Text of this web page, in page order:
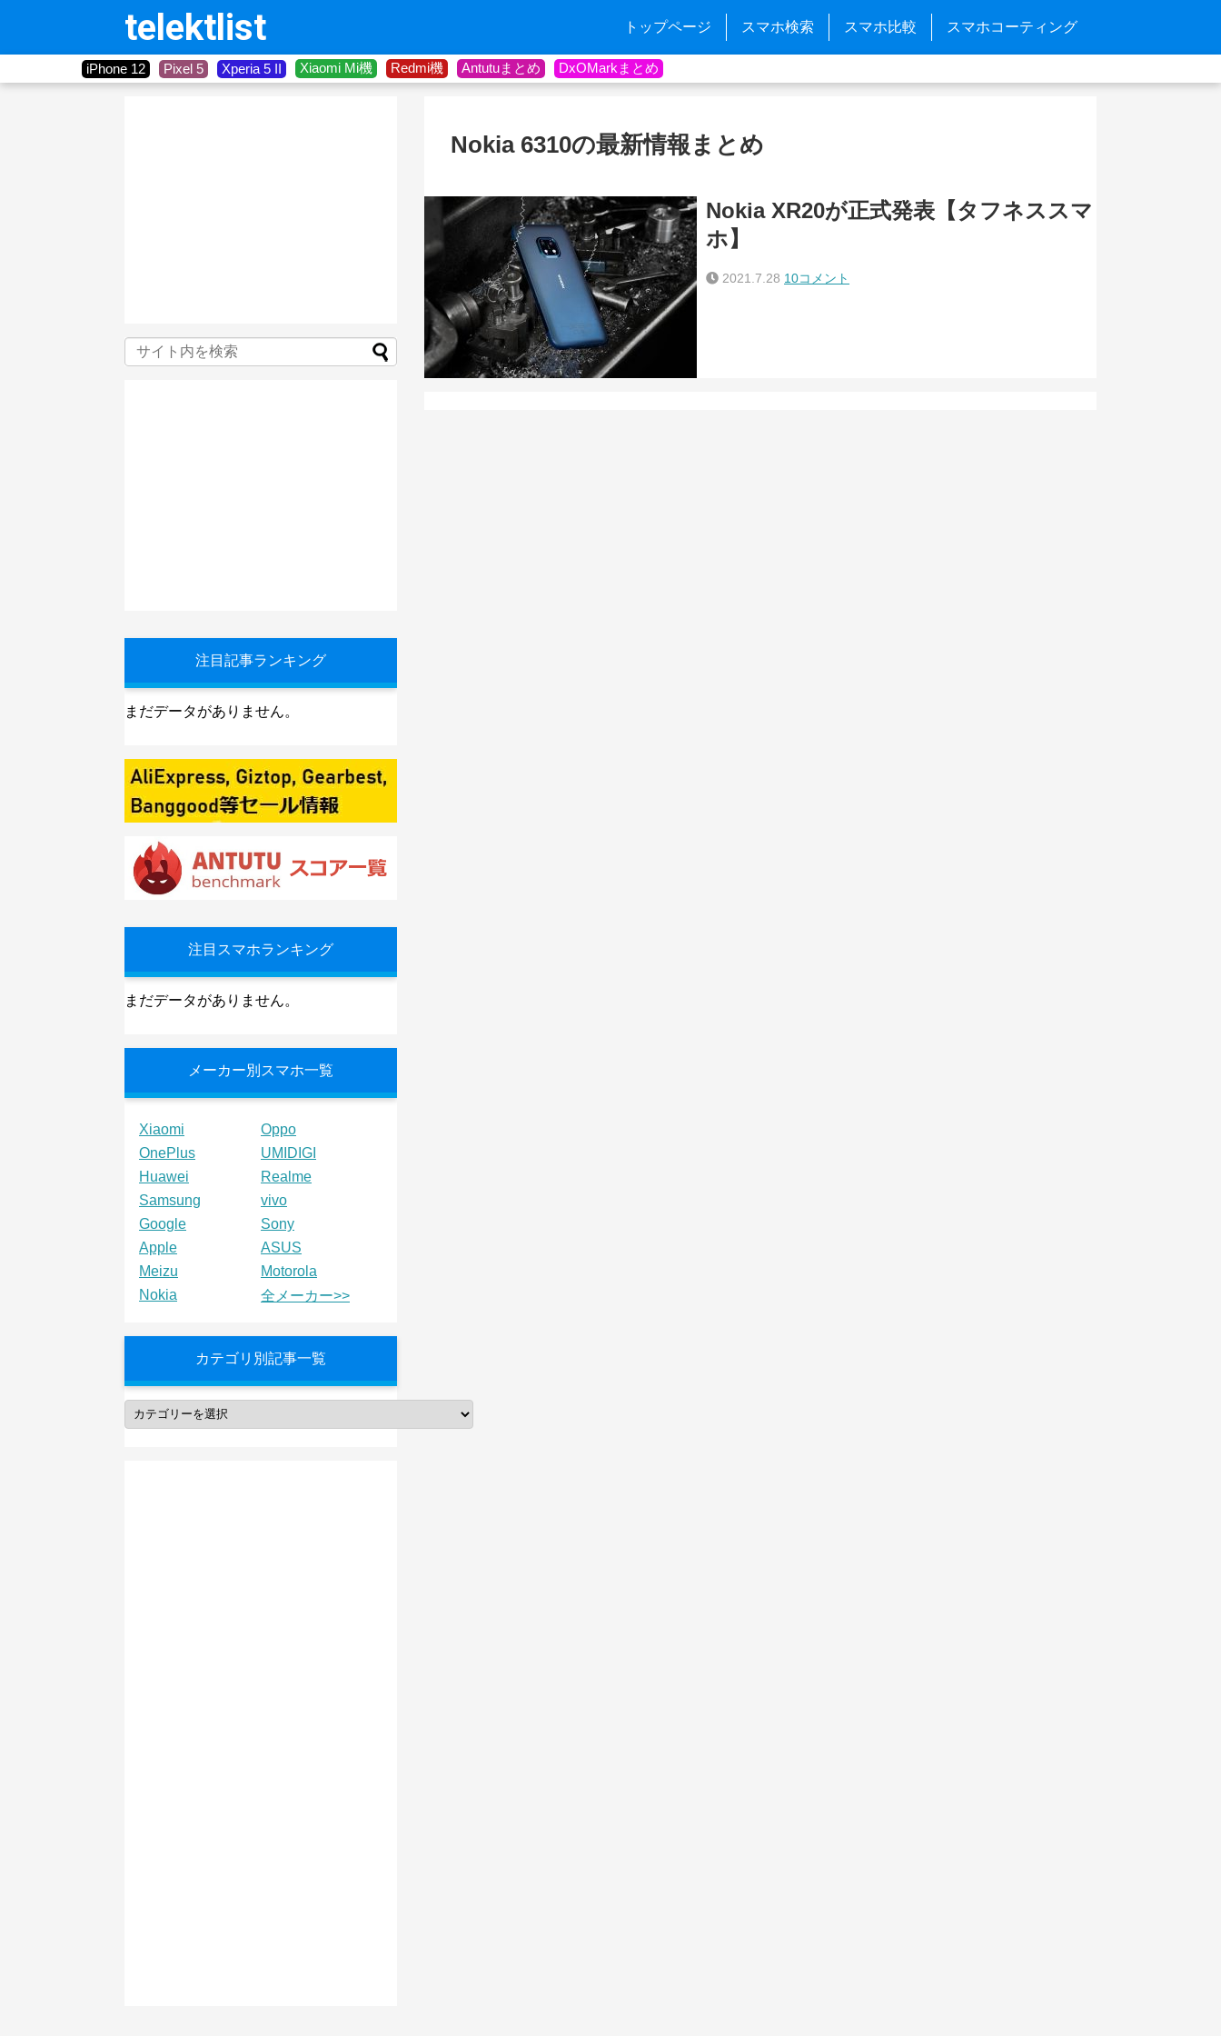
telektlist トップページ スマホ検索 スマホ比較 スマホコーティング
iPhone 12 Pixel 5 Xperia 5 II Xiaomi Mi機 Redmi機 Antutuまとめ DxOMarkまとめ
Nokia 6310の最新情報まとめ
Nokia XR20が正式発表【タフネススマ
ホ】
2021.7.28 10コメント
注目記事ランキング
まだデータがありません。
注目スマホランキング
まだデータがありません。
メーカー別スマホ一覧
Xiaomi
Oppo
OnePlus
UMIDIGI
Huawei
Realme
Samsung
vivo
Google
Sony
Apple
ASUS
Meizu
Motorola
Nokia
全メーカー>>
カテゴリ別記事一覧